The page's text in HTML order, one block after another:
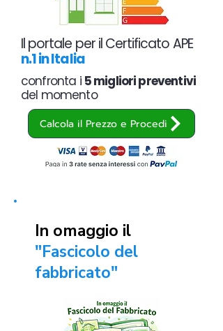
Il portale per il Certificato APE
n.1 in Italia
confronta i 5 migliori preventivi
del momento
Calcola il Prezzo e Procedi
In omaggio il
"Fascicolo del
fabbricato"